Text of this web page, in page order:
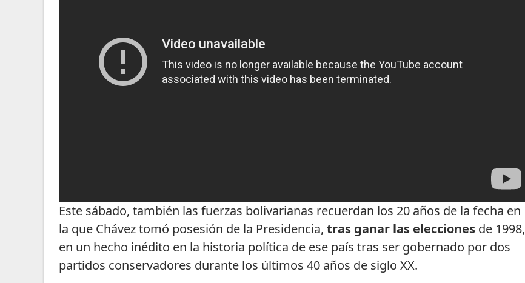
Este sábado, también las fuerzas bolivarianas recuerdan los 20 años de la fecha en
la que Chávez tomó posesión de la Presidencia, tras ganar las elecciones de 1998,
en un hecho inédito en la historia política de ese país tras ser gobernado por dos
partidos conservadores durante los últimos 40 años de siglo XX.